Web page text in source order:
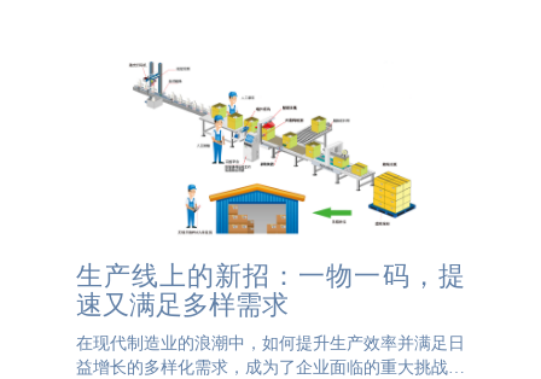
生产线上的新招：一物一码，提
速又满足多样需求
在现代制造业的浪潮中，如何提升生产效率并满足日
益增长的多样化需求，成为了企业面临的重大挑战。